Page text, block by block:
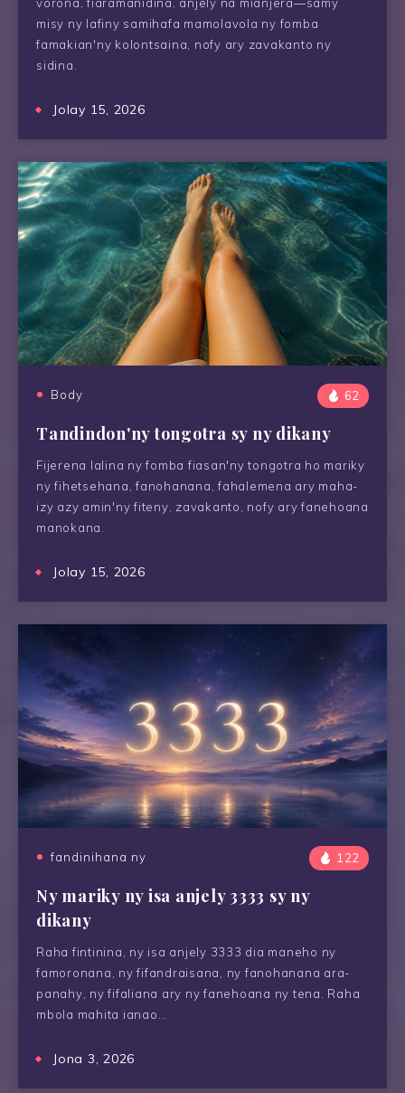
misy ny lafiny samihafa mamolavola ny fomba
famakian'ny kolontsaina, nofy ary zavakanto ny
sidina.
Jolay 15, 2026
Body 62
Tandindon'ny tongotra sy ny dikany
Fijerena lalina ny fomba fiasan'ny tongotra ho mariky
ny fihetsehana, fanohanana, fahalemena ary maha-
izy azy amin'ny fiteny, zavakanto, nofy ary fanehoana
manokana.
Jolay 15, 2026
fandinihana ny 122
Ny mariky ny isa anjely 3333 sy ny
dikany
Raha fintinina, ny isa anjely 3333 dia maneho ny
famoronana, ny fifandraisana, ny fanohanana ara-
panahy, ny fifaliana ary ny fanehoana ny tena. Raha
mbola mahita ianao…
Jona 3, 2026